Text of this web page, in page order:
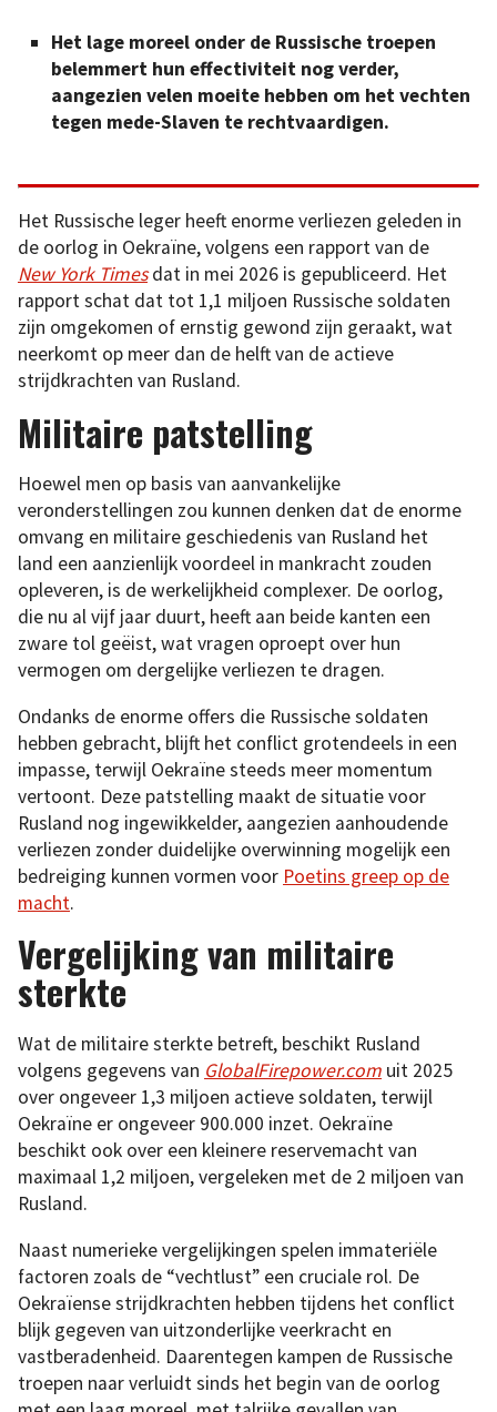
Het lage moreel onder de Russische troepen
belemmert hun effectiviteit nog verder,
aangezien velen moeite hebben om het vechten
tegen mede-Slaven te rechtvaardigen.
Het Russische leger heeft enorme verliezen geleden in
de oorlog in Oekraïne, volgens een rapport van de
New York Timesdat in mei 2026 is gepubliceerd. Het
rapport schat dat tot 1,1 miljoen Russische soldaten
zijn omgekomen of ernstig gewond zijn geraakt, wat
neerkomt op meer dan de helft van de actieve
strijdkrachten van Rusland.
Militaire patstelling
Hoewel men op basis van aanvankelijke
veronderstellingen zou kunnen denken dat de enorme
omvang en militaire geschiedenis van Rusland het
land een aanzienlijk voordeel in mankracht zouden
opleveren, is de werkelijkheid complexer. De oorlog,
die nu al vijf jaar duurt, heeft aan beide kanten een
zware tol geëist, wat vragen oproept over hun
vermogen om dergelijke verliezen te dragen.
Ondanks de enorme offers die Russische soldaten
hebben gebracht, blijft het conflict grotendeels in een
impasse, terwijl Oekraïne steeds meer momentum
vertoont. Deze patstelling maakt de situatie voor
Rusland nog ingewikkelder, aangezien aanhoudende
verliezen zonder duidelijke overwinning mogelijk een
bedreiging kunnen vormen voor Poetins greep op de
macht.
Vergelijking van militaire
sterkte
Wat de militaire sterkte betreft, beschikt Rusland
volgens gegevens van GlobalFirepower.com uit 2025
over ongeveer 1,3 miljoen actieve soldaten, terwijl
Oekraïne er ongeveer 900.000 inzet. Oekraïne
beschikt ook over een kleinere reservemacht van
maximaal 1,2 miljoen, vergeleken met de 2 miljoen van
Rusland.
Naast numerieke vergelijkingen spelen immateriële
factoren zoals de “vechtlust” een cruciale rol. De
Oekraïense strijdkrachten hebben tijdens het conflict
blijk gegeven van uitzonderlijke veerkracht en
vastberadenheid. Daarentegen kampen de Russische
troepen naar verluidt sinds het begin van de oorlog